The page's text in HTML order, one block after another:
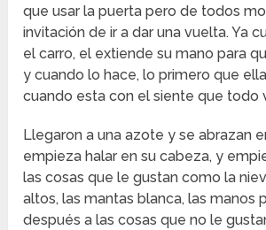
que usar la puerta pero de todos
invitación de ir a dar una vuelta. Ya
el carro, el extiende su mano para
y cuando lo hace, lo primero que
cuando esta con el siente que todo
Llegaron a una azote y se abrazan
empieza halar en su cabeza, y
las cosas que le gustan como la
altos, las mantas blanca, las manos
después a las cosas que no le